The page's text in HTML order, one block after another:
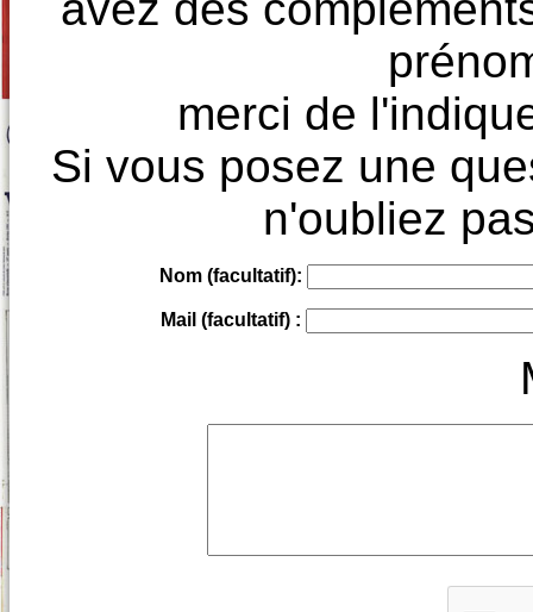
merci de
Si vous posez une
n'oubliez
Nom (facultatif):
Mail (facultatif) :